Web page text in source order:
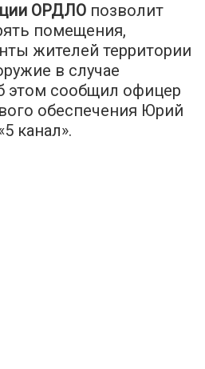
ОРДЛО позволит
помещения,
жителей территории
в случае
этом сообщил офицер
обеспечения Юрий
5 канал».